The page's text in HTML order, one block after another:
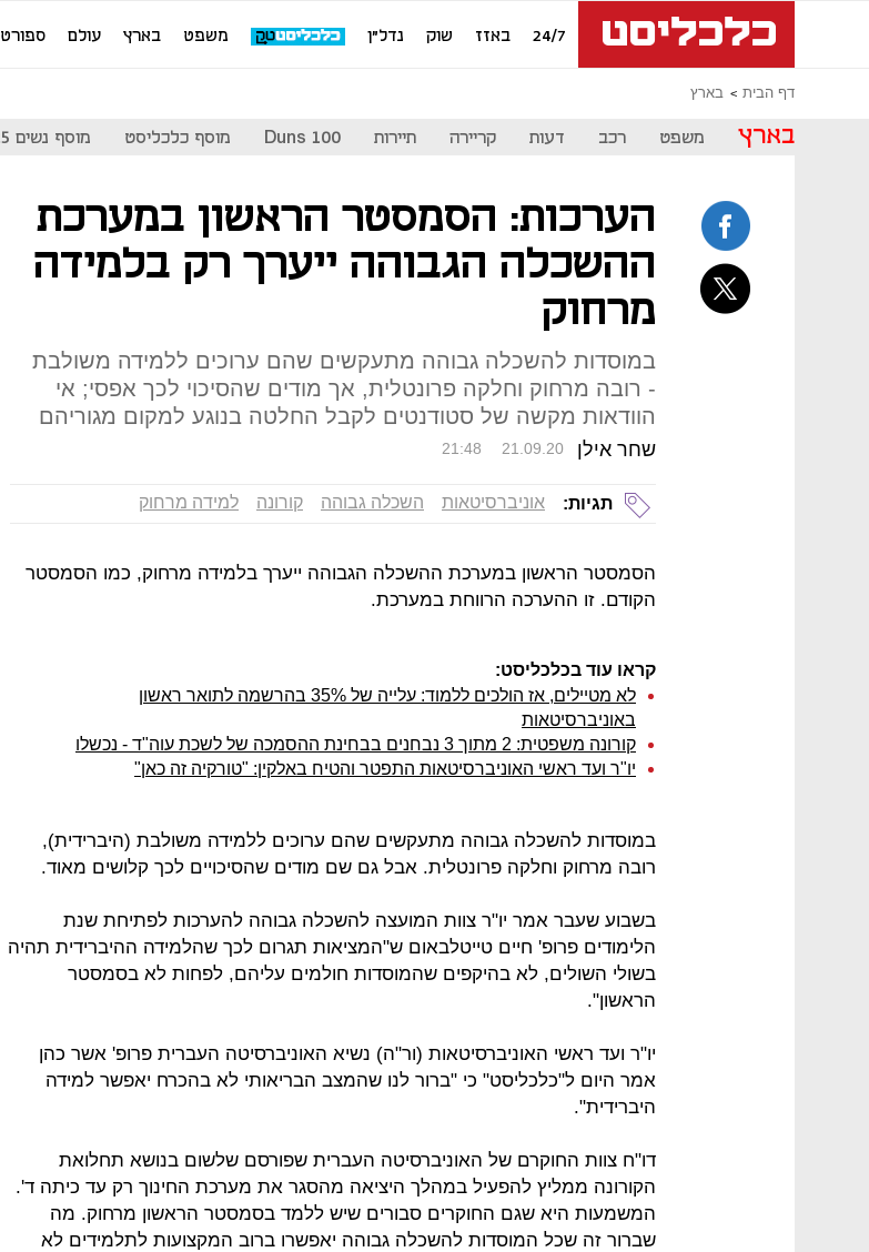
24/7 באזז שוק נדל"ן משפט בארץ עולם ספורט
דף הבית בארץ
בארץ משפט רכב דעות קריירה תיירות Duns 100 מוסף כלכליסט מוסף נשים 2025
הערכות: הסמסטר הראשון במערכת
ההשכלה הגבוהה ייערך רק בלמידה
מרחוק
במוסדות להשכלה גבוהה מתעקשים שהם ערוכים ללמידה משולבת
- רובה מרחוק וחלקה פרונטלית, אך מודים שהסיכוי לכך אפסי; אי
הוודאות מקשה של סטודנטים לקבל החלטה בנוגע למקום מגוריהם
שחר אילן 21:48 21.09.20
תגיות: אוניברסיטאות השכלה גבוהה קורונה למידה מרחוק
הסמסטר הראשון במערכת ההשכלה הגבוהה ייערך בלמידה מרחוק, כמו הסמסטר
הקודם. זו ההערכה הרווחת במערכת.
קראו עוד בכלכליסט:
לא מטיילים, אז הולכים ללמוד: עלייה של 35% בהרשמה לתואר ראשון
באוניברסיטאות
קורונה משפטית: 2 מתוך 3 נבחנים בבחינת ההסמכה של לשכת עוה"ד - נכשלו
יו"ר ועד ראשי האוניברסיטאות התפטר והטיח באלקין: "טורקיה זה כאן"
במוסדות להשכלה גבוהה מתעקשים שהם ערוכים ללמידה משולבת (היברידית),
רובה מרחוק וחלקה פרונטלית. אבל גם שם מודים שהסיכויים לכך קלושים מאוד.
בשבוע שעבר אמר יו"ר צוות המועצה להשכלה גבוהה להערכות לפתיחת שנת
הלימודים פרופ' חיים טייטלבאום ש"המציאות תגרום לכך שהלמידה ההיברידית תהיה
בשולי השולים, לא בהיקפים שהמוסדות חולמים עליהם, לפחות לא בסמסטר
הראשון".
יו"ר ועד ראשי האוניברסיטאות (ור"ה) נשיא האוניברסיטה העברית פרופ' אשר כהן
אמר היום ל"כלכליסט" כי "ברור לנו שהמצב הבריאותי לא בהכרח יאפשר למידה
היברידית".
דו"ח צוות החוקרם של האוניברסיטה העברית שפורסם שלשום בנושא תחלואת
הקורונה ממליץ להפעיל במהלך היציאה מהסגר את מערכת החינוך רק עד כיתה ד'.
המשמעות היא שגם החוקרים סבורים שיש ללמד בסמסטר הראשון מרחוק. מה
שברור זה שכל המוסדות להשכלה גבוהה יאפשרו ברוב המקצועות לתלמידים לא